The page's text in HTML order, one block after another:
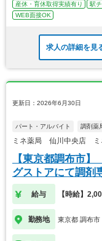
産休・育休取得実績有り
駅
WEB面接OK
求人の詳細を見
更新日：2026年6月30日
パート・アルバイト 調剤薬
ミネ薬局 仙川中央店 ミ
【東京都調布市
グストアにて調剤
給与 【時給】
勤務地 東京都 調布市